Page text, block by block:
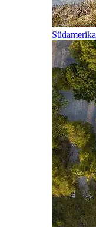
Südamerika